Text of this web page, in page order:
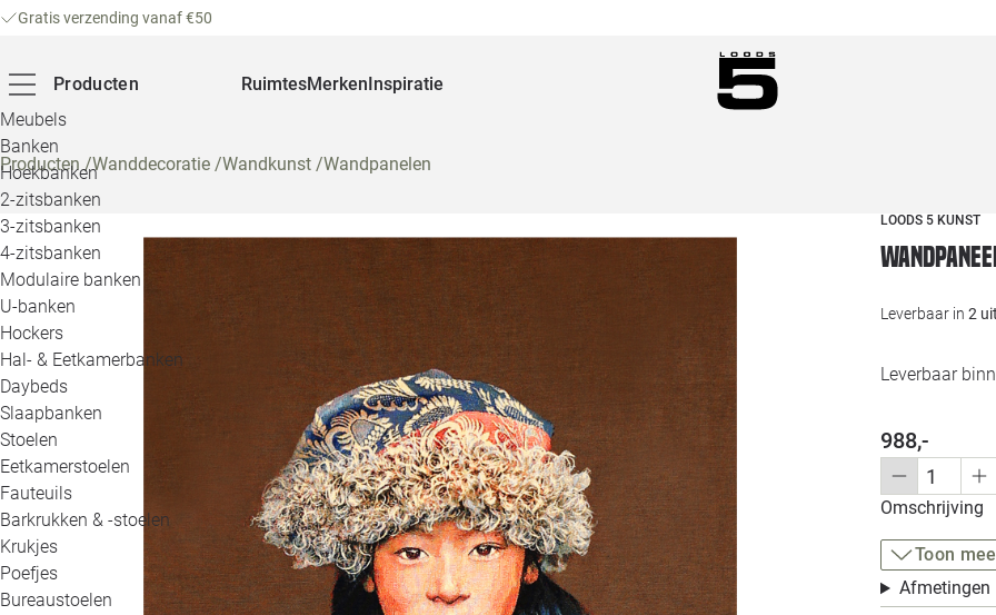
Gratis verzending vanaf €50
Producten
Meubels
Banken
Hoekbanken
2-zitsbanken
3-zitsbanken
4-zitsbanken
Modulaire banken
U-banken
Hockers
Hal- & Eetkamerbanken
Daybeds
Slaapbanken
Stoelen
Eetkamerstoelen
Fauteuils
Barkrukken & -stoelen
Krukjes
Poefjes
Bureaustoelen
RuimtesMerkenInspiratie
Producten/Wanddecoratie /Wandkunst /Wandpanelen
LOODS 5 KUNST
Leverbaar in 2
Leverbaar
988,-
Omschrijving
Toon
Afmetingen